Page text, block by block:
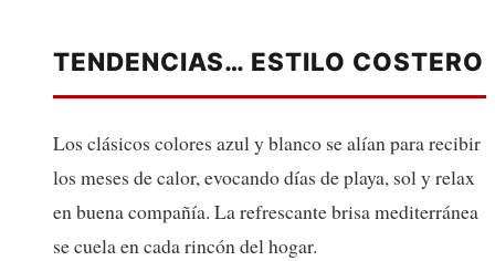
TENDENCIAS… ESTILO COSTERO
Los clásicos colores azul y blanco se alían para recibir
los meses de calor, evocando días de playa, sol y relax
en buena compañía. La refrescante brisa mediterránea
se cuela en cada rincón del hogar.